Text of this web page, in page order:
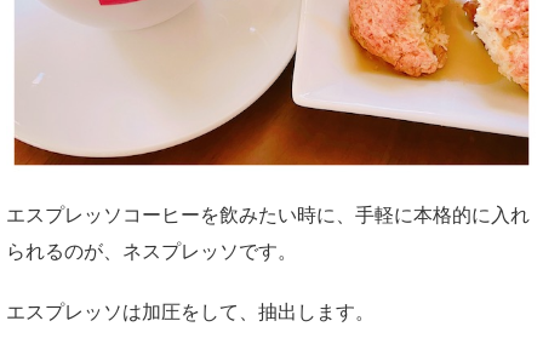
エスプレッソコーヒーを飲みたい時に、手軽に本格的に入れ
られるのが、ネスプレッソです。
エスプレッソは加圧をして、抽出します。